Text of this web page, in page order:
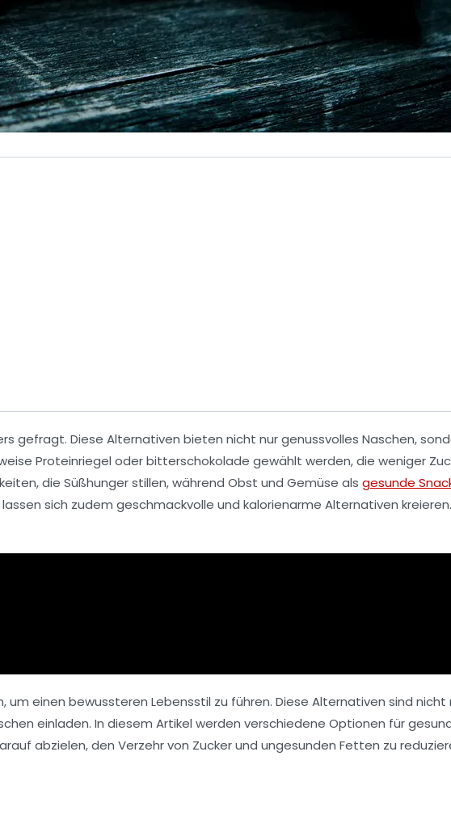
gefragt. Diese Alternativen bieten nicht nurgenussvolles Naschen,
Proteinriegel oderbitterschokolade gewählt werden, die weniger
die Süßhunger stillen, während Obst und Gemüse als gesunde
lassen sich zudem geschmackvolle und kalorienarme Alternativen
um einen bewussteren Lebensstil zu führen. Diese Alternativen sind nicht
einladen. In diesem Artikel werden verschiedene Optionen für
abzielen, den Verzehr von Zucker und ungesunden Fetten zu